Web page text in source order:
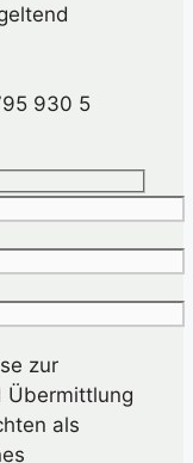
930 5
zur
Übermittlung
als